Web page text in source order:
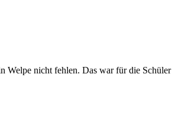
Welpe nicht fehlen. Das war für die Schüler